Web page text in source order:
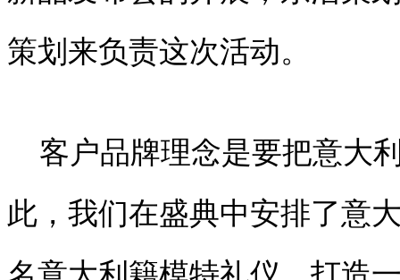
策划 来负责这次活动。
客户品牌理念是要把意大
此，我们在盛典中安排了意